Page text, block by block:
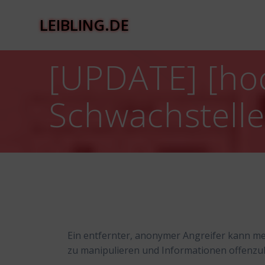
LEIBLING.DE
[UPDATE]
Ein entfernter, anonymer Angreifer kann
zu manipulieren und Informationen